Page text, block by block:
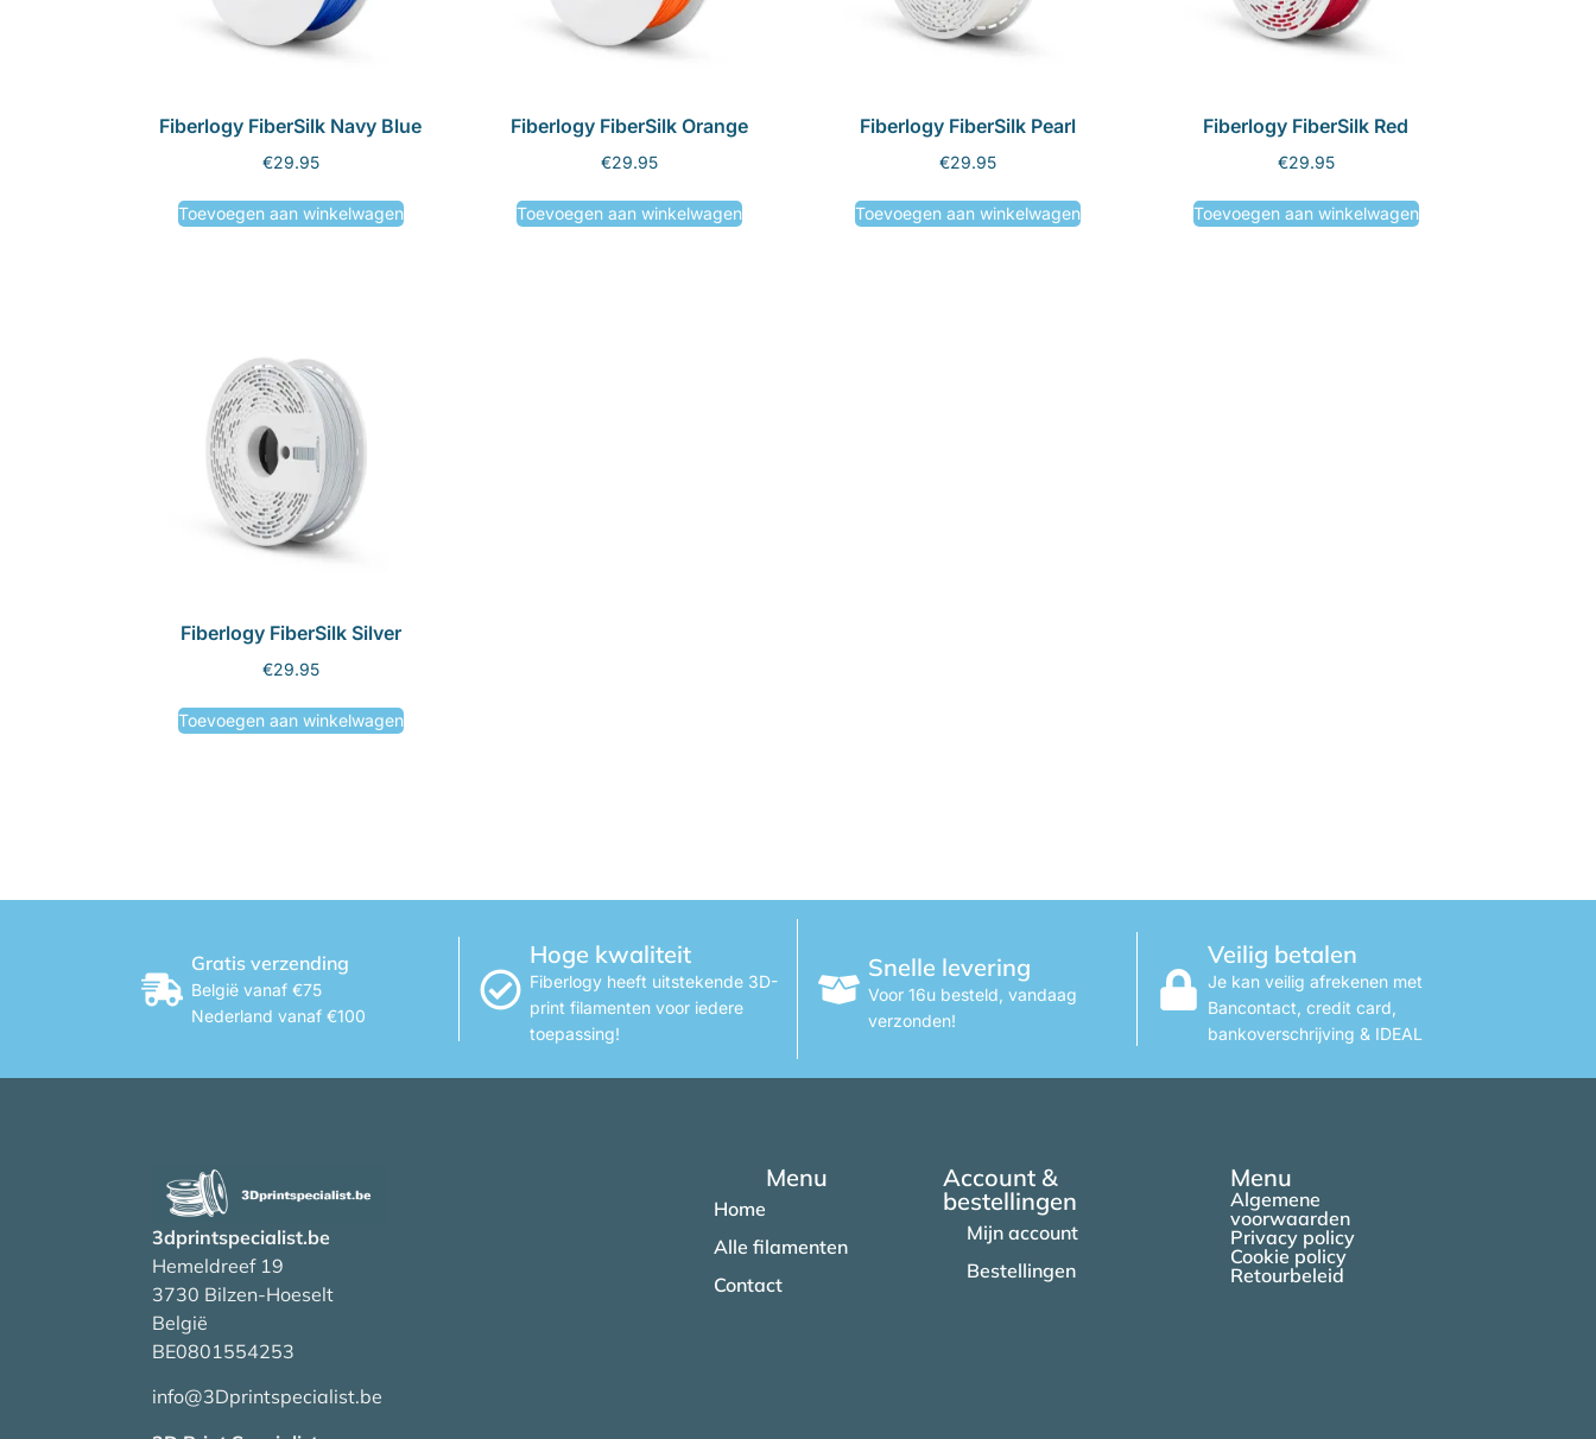
Fiberlogy FiberSilk Navy Blue
€29.95
Toevoegen aan winkelwagen
Fiberlogy FiberSilk Orange
€29.95
Toevoegen aan winkelwagen
Fiberlogy FiberSilk Pearl
€29.95
Toevoegen aan winkelwagen
Fiberlogy FiberSilk Red
€29.95
Toevoegen aan winkelwagen
Fiberlogy FiberSilk Silver
€29.95
Toevoegen aan winkelwagen
Gratis verzending
België vanaf €75
Nederland vanaf €100
Hoge kwaliteit
Fiberlogy heeft uitstekende 3D-
print filamenten voor iedere
toepassing!
Snelle levering
Voor 16u besteld, vandaag
verzonden!
Veilig betalen
Je kan veilig afrekenen met
Bancontact, credit card,
bankoverschrijving & IDEAL
3dprintspecialist.be
Hemeldreef 19
3730 Bilzen-Hoeselt
België
BE0801554253
info@3Dprintspecialist.be
Menu
Home
Alle filamenten
Contact
Account &
bestellingen
Mijn account
Bestellingen
Menu
Algemene
voorwaarden
Privacy policy
Cookie policy
Retourbeleid